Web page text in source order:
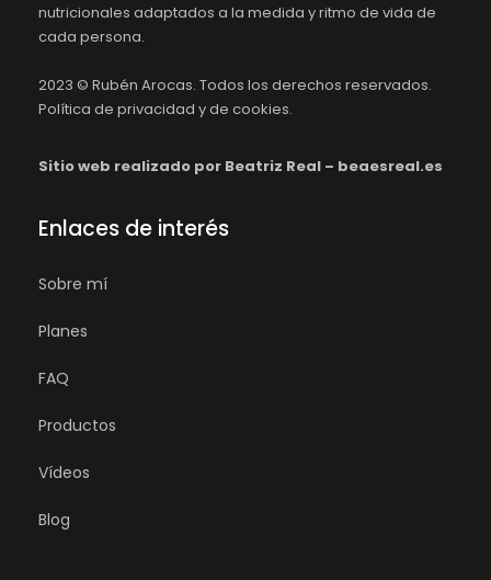
nutricionales adaptados a la medida y ritmo de vida de
cada persona.
2023 © Rubén Arocas. Todos los derechos reservados.
Política de privacidad y de cookies.
Sitio web realizado por Beatriz Real – beaesreal.es
Enlaces de interés
Sobre mí
Planes
FAQ
Productos
Vídeos
Blog